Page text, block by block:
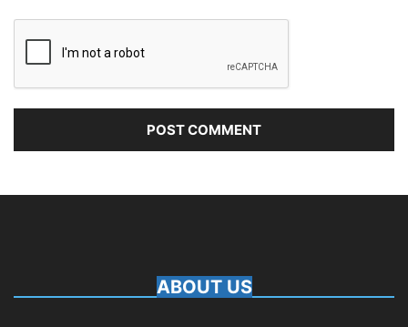
ABOUT US